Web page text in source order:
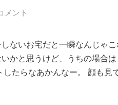
メント
ないお宅だと一瞬なんじゃ
かと思うけど、うちの場合
したらなあかんなー。 顔も見